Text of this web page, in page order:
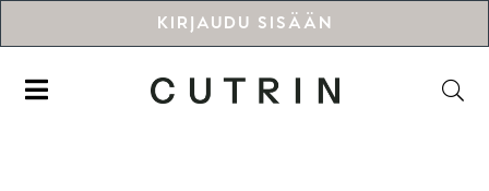
KIRJAUDU SISÄÄN